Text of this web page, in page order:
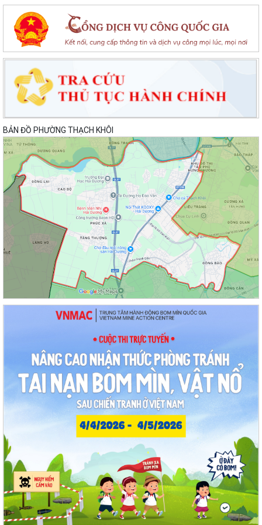
BẢN ĐỒ PHƯỜNG THẠCH KHÔI
Lan toả đạo lý "Uống nước nhớ nguồn" tại Trung tâm Phục vụ hành
chính công phường Thạch Khôi: Hướng...
Nâng cao kỹ năng sử dụng Internet, mạng xã hội an toàn cho trẻ em,
học sinh trên địa bàn thành phố
Hội nghị Ban Thường vụ Đảng ủy phường lần thứ 35
Sôi nổi ngày hội hiến máu "Thạch Khôi - ngàn trái tim hồng" năm 2026
Kế hoạch Giám sát và xử lý dịch, ổ dịch trên địa bàn phường Thạch
Quyết định Về việc Ban hành Quy chế quản lý và sử dụng nguồn công
đức tại các di tích trên địa...
Quyết định Về việc ban hành Quy chế hoạt động của Ban Quản lý di
tích Phường Thạch Khôi, thành phố...
UBND phường tổ chức phiên họp tháng 8/2026 (lần 1).
Kế hoạch tổ chức Hội nghị tuyên truyền, phổ biến triển khai Luật sửa
đổi, bổ sung một số điều của...
Công tác tháng 8/2026 của Ủy ban nhân dân phường Thạch Khôi
Đồng chí Đặng Xuân Thưởng - Uỷ viên Thành uỷ, Phó Trưởng ban
thường trực Ban Nội chính Thành uỷ dự...